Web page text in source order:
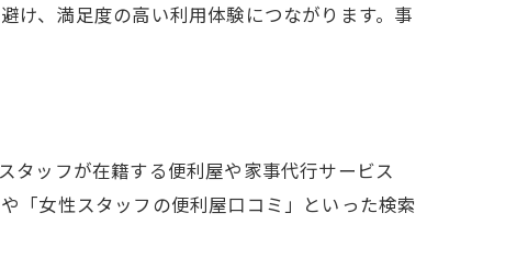
け、満足度の高い利用体験につながります。事
タッフが在籍する便利屋や家事代行サービス
「女性スタッフの便利屋口コミ」といった検索